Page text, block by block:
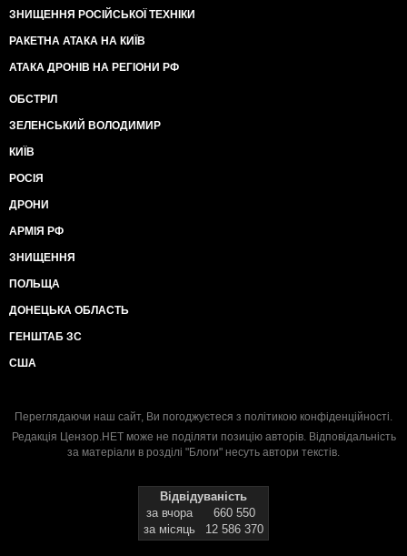
ЗНИЩЕННЯ РОСІЙСЬКОЇ ТЕХНІКИ
РАКЕТНА АТАКА НА КИЇВ
АТАКА ДРОНІВ НА РЕГІОНИ РФ
ОБСТРІЛ
ЗЕЛЕНСЬКИЙ ВОЛОДИМИР
КИЇВ
РОСІЯ
ДРОНИ
АРМІЯ РФ
ЗНИЩЕННЯ
ПОЛЬЩА
ДОНЕЦЬКА ОБЛАСТЬ
ГЕНШТАБ ЗС
США
Переглядаючи наш сайт, Ви погоджуєтеся з політикою конфіденційності.
Редакція Цензор.НЕТ може не поділяти позицію авторів. Відповідальність
за матеріали в розділі "Блоги" несуть автори текстів.
Відвідуваність
за вчора
660 550
за місяць
12 586 370